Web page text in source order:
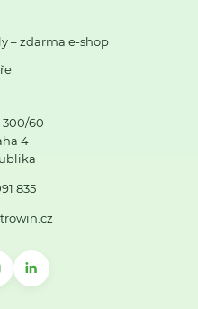
– zdarma e-shop
300/60
4
835